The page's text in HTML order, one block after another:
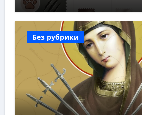
Без рубрики